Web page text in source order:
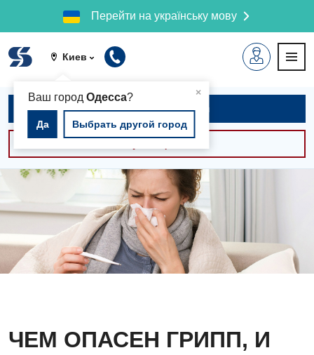
Перейти на українську мову
Киев
×
Ваш город Одесса?
Да Выбрать другой город
Записаться на приём
ЧЕМ ОПАСЕН ГРИПП, И